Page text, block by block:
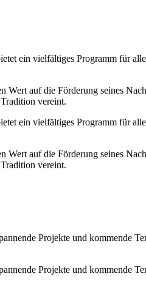
ein vielfältiges Programm für
auf die Förderung seines
vereint.
ein vielfältiges Programm für
auf die Förderung seines
vereint.
Projekte und kommende
Projekte und kommende